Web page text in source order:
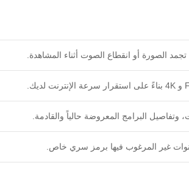
الصورة أو انقطاع الصوت أثناء المشاهدة.
البرامج المعروضة حالياً والقادمة.
غير المرغوب فيها برمز سري خاص.